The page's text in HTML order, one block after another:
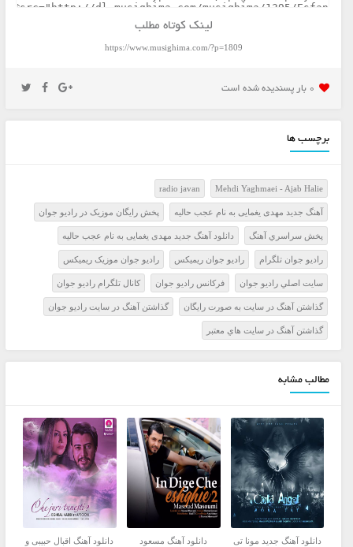
لینک کوتاه مطلب
https://www.musighima.com/?p=1809
0 بار پسنديده شده است
برچسب ها
Mehdi Yaghmaei - Ajab Halie
radio javan
آهنگ جدید مهدی یغمایی به نام عجب حالیه پخش رايگان موزيک در راديو جوان
پخش سراسري آهنگ دانلود آهنگ جدید مهدی یغمایی به نام عجب حالیه
راديو جوان تلگرام راديو جوان ريميکس راديو جوان موزيک ريميکس
سايت اصلي راديو جوان فرکانس راديو جوان کانال تلگرام راديو جوان
گذاشتن آهنگ در سايت به صورت رايگان گذاشتن آهنگ در سايت راديو جوان
گذاشتن آهنگ در سايت هاي معتبر
مطالب مشابه
دانلود آهنگ جدید مونا تی
دانلود آهنگ مسعود
دانلود آهنگ اقبال حبیبی و